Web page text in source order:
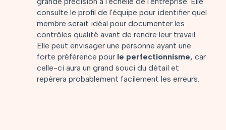
consulte le profil de l'équipe pour identifier quel
membre serait idéal pour documenter les
contrôles qualité avant de rendre leur travail.
Elle peut envisager une personne ayant une
forte préférence pour le perfectionnisme, car
celle-ci aura un grand souci du détail et
repérera probablement facilement les erreurs.